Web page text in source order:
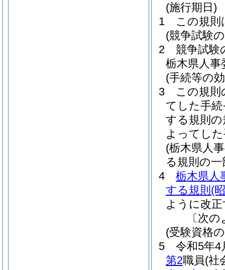
(施行期日)
1
この規則
(競争試験
2
競争試験
栃木県人事
(手続等の
3
この規則
てした手
する規則
よってし
(栃木県人
る規則の一
4
栃木県人
する規則 (
ように改
〔次
(受験資格
5
令和5年4
第2職員(社